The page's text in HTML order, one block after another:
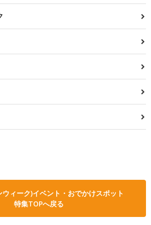
ウィーク)イベント・おでかけスポット
特集TOPへ戻る